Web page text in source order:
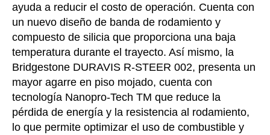
ayuda a reducir el costo de operación. Cuenta con
un nuevo diseño de banda de rodamiento y
compuesto de silicia que proporciona una baja
temperatura durante el trayecto. Así mismo, la
Bridgestone DURAVIS R-STEER 002, presenta un
mayor agarre en piso mojado, cuenta con
tecnología Nanopro-Tech TM que reduce la
pérdida de energía y la resistencia al rodamiento,
lo que permite optimizar el uso de combustible y